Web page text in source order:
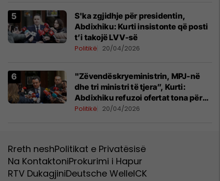
S'ka zgjidhje për presidentin,
Abdixhiku: Kurti insistonte që posti
t’i takojë LVV-së
Politikë 20/04/2026
"Zëvendëskryeministrin, MPJ-në
dhe tri ministri të tjera”, Kurti:
Abdixhiku refuzoi ofertat tona për
bashkëqeverisje
Politikë 20/04/2026
Rreth neshPolitikat e Privatësisë
Na KontaktoniProkurimi i Hapur
RTV DukagjiniDeutsche WelleICK